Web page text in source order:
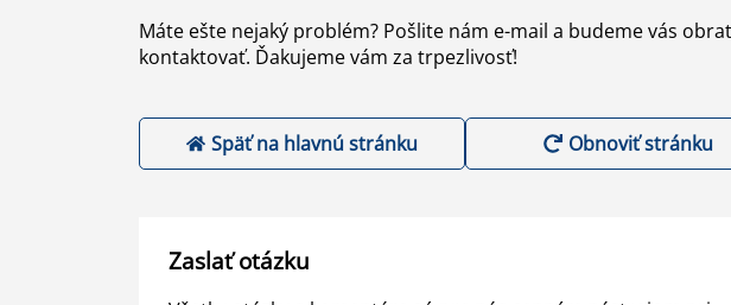
Máte ešte nejaký problém? Pošlite nám e-mail a budeme vás
kontaktovať. Ďakujeme vám za trpezlivosť!
Späť na hlavnú stránku Obnoviť stránku
Zaslať otázku